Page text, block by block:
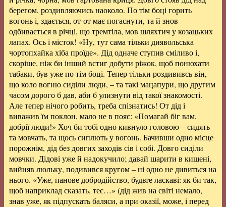
берегом, роздивляючись наоколо. По тім боці горить
вогонь і, здається, от-от має погаснути, та й знов
одбивається в річці, що тремтіла, мов шляхтич у козацьких
лапах. Ось і місток! «Ну, тут сама тільки диявольська
чортопхайка хіба проїде». Дід одначе ступив сміливо і,
скоріше, ніж би інший встиг добути ріжок, щоб понюхати
табаки, був уже по тім боці. Тепер тільки роздививсь він,
що коло вогню сиділи люди, – та такі мацапури, що другим
часом дорого б дав, аби б улизнути від такої знакомості.
Але тепер нічого робить, треба спізнатись! От дід і
виважив їм поклон, мало не в пояс: «Помагай біг вам,
добрії люди!» Хоч би тобі одно кивнуло головою – сидять
та мовчать, та щось сиплють у вогонь. Бачивши одно місце
порожнім, дід без довгих заходів сів і собі. Довго сиділи
мовчки. Дідові уже й надокучило; давай шарити в кишені,
вийняв люльку, подивився кругом – ні одно не дивиться на
нього. «Уже, панове добродійство, будьте ласкаві: як би так,
щоб наприклад сказать, теє…» (дід жив на світі немало,
знав уже, як підпускать баляси, а при оказії, може, і перед